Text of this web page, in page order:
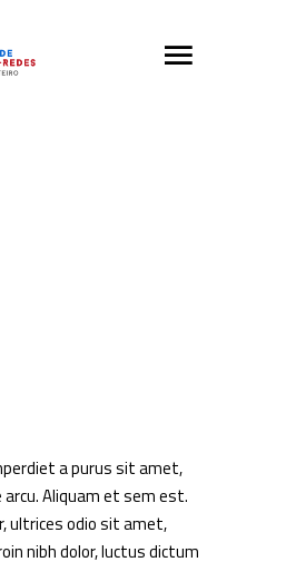
a purus sit amet,
Aliquam et sem est.
ultrices odio sit amet,
nibh dolor, luctus dictum